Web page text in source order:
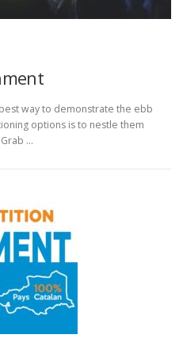
way to demonstrate the ebb
options is to nestle them
…